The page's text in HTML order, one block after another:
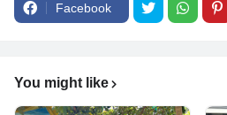
Facebook
You might like